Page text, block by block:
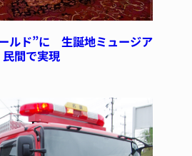
ルド”に 生誕地ミュージア
間で実現